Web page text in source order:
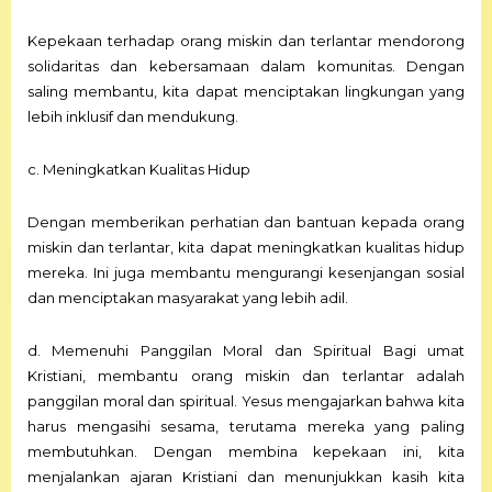
Kepekaan terhadap orang miskin dan terlantar mendorong
solidaritas dan kebersamaan dalam komunitas. Dengan
saling membantu, kita dapat menciptakan lingkungan yang
lebih inklusif dan mendukung.
c. Meningkatkan Kualitas Hidup
Dengan memberikan perhatian dan bantuan kepada orang
miskin dan terlantar, kita dapat meningkatkan kualitas hidup
mereka. Ini juga membantu mengurangi kesenjangan sosial
dan menciptakan masyarakat yang lebih adil.
d. Memenuhi Panggilan Moral dan Spiritual Bagi umat
Kristiani, membantu orang miskin dan terlantar adalah
panggilan moral dan spiritual. Yesus mengajarkan bahwa kita
harus mengasihi sesama, terutama mereka yang paling
membutuhkan. Dengan membina kepekaan ini, kita
menjalankan ajaran Kristiani dan menunjukkan kasih kita